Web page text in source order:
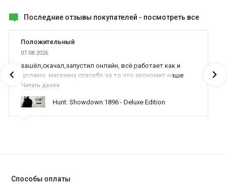
Последние отзывы покупателей - посмотреть все
Положительный
07.08.2026
зашёл,скачал,запустил онлайн, всё работает как и
должно, магазину спасибо за то что экономит наше
время,нервы и деньги, ребята вы красава оказываете
поддержку населению и походу из всех только вы и
оказываете помощь
Читать далее
Hunt: Showdown 1896 - Deluxe Edition
Способы оплаты